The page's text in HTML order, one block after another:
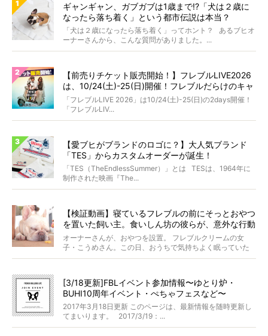
ギャンギャン、ガブガブは1歳まで!?「犬は２歳に
なったら落ち着く」という都市伝説は本当？
「犬は２歳になったら落ち着く」ってホント？ あるブヒオ
ーナーさんから、こんな質問がありました。...
【前売りチケット販売開始！】フレブルLIVE2026
は、10/24(土)-25(日)開催！フレブルだらけのキャ
ンプ・前夜祭・バスプランも新登場!?
「フレブルLIVE 2026」は10/24(土)-25(日)の2days開催！
「フレブルLIV...
【愛ブヒがブランドのロゴに？】大人気ブランド
「TES」からカスタムオーダーが誕生！
「TES（TheEndlessSummer）」とは TESは、1964年に
制作された映画『The...
【検証動画】寝ているフレブルの前にそっとおやつ
を置いた飼い主。食いしん坊の彼らが、意外な行動
に出た！
オーナーさんが、おやつを設置。 フレブルクリームの女
子・こうめさん。この日、おうちで気持ちよく眠っていた
ところ...
[3/18更新]FBLイベント参加情報〜ゆとり炉・
BUHI10周年イベント・ぺちゃフェスなど〜
2017年3月18日更新 このページは、最新情報を随時更新し
てまいります。 2017/3/19：...